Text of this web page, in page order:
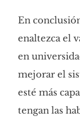
En
enaltezca el
en
mejorar el
esté más
tengan las